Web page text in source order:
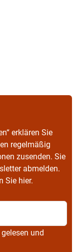
erklären Sie
regelmäßig
zusenden. Sie
abmelden.
Sie hier.
gelesen und